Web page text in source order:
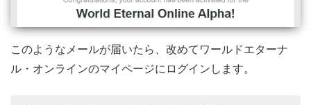
このようなメールが届いたら、改めてワールドエターナ
ル・オンラインのマイページにログインします。